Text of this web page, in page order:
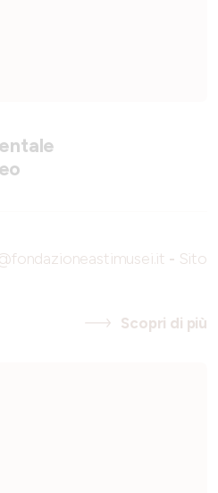
- Sito
Scopri di più